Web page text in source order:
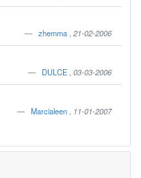
zhemma 21-02-2006
DULCE 03-03-2006
Marcialeen 11-01-2007